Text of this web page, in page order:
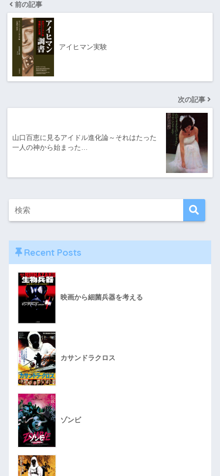
前の記事
アイヒマン実験
次の記事
山口百恵に見るアイドル進化論～それはたった
一人の神から始まった…
Recent Posts
映画から細菌兵器を考える
カサンドラクロス
ゾンビ